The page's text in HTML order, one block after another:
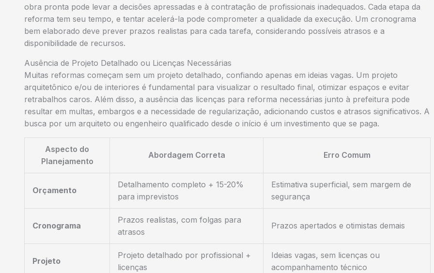
obra pronta pode levar a decisões apressadas e à contratação de profissionais inadequados. Cada etapa da
reforma tem seu tempo, e tentar acelerá-la pode comprometer a qualidade da execução. Um cronograma
bem elaborado deve prever prazos realistas para cada tarefa, considerando possíveis atrasos e a
disponibilidade de recursos.
Ausência de Projeto Detalhado ou Licenças Necessárias
Muitas reformas começam sem um projeto detalhado, confiando apenas em ideias vagas. Um projeto
arquitetônico e/ou de interiores é fundamental para visualizar o resultado final, otimizar espaços e evitar
retrabalhos caros. Além disso, a ausência das licenças para reforma necessárias junto à prefeitura pode
resultar em multas, embargos e a necessidade de regularização, adicionando custos e atrasos significativos. A
busca por um arquiteto ou engenheiro qualificado desde o início é um investimento que se paga.
Aspecto do
Planejamento
Abordagem Correta Erro Comum
Orçamento
Detalhamento completo + 15-20%
para imprevistos
Estimativa superficial, sem margem de
segurança
Cronograma
Prazos realistas, com folgas para
atrasos
Prazos apertados e otimistas demais
Projeto
Projeto detalhado por profissional +
licenças
Ideias vagas, sem licenças ou
acompanhamento técnico